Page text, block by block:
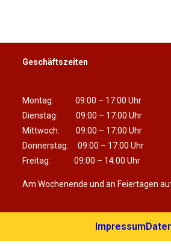
Geschäftszeiten
Montag: 09:00 – 17:00 Uhr
Dienstag: 09:00 – 17:00 Uhr
Mittwoch: 09:00 – 17:00 Uhr
Donnerstag: 09:00 – 17:00 Uhr
Freitag: 09:00 – 14:00 Uhr
Am Wochenende und an Feiertagen
Impressum